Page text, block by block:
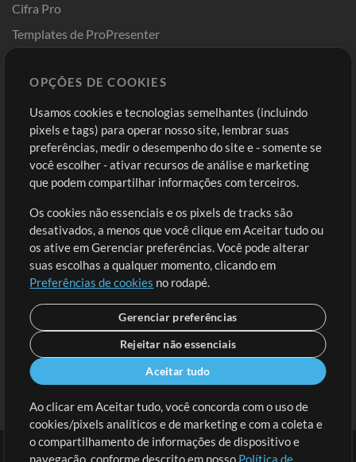
Cifra Pro
Templates de ProPresenter
Comprar Créditos
Conteúdo Grátis
Solicite uma Música
Extras
Sessões
Envie seu conteúdo
Playlist
MT Conference
Entre
Cadastre-se
Ir ao carrinho
OPÇÕES DE COOKIES
Usamos cookies e tecnologias semelhantes (incluindo
pixels e tags) para operar nosso site, lembrar suas
preferências, medir o desempenho do site e - somente se
você escolher - ativar recursos de análise e marketing
que podem compartilhar informações com terceiros.
Os cookies não essenciais e os pixels de tracks são
desativados, a menos que você clique em Aceitar tudo ou
os ative em Gerenciar preferências. Você pode alterar
suas escolhas a qualquer momento, clicando em
Preferências de cookies no rodapé.
Gerenciar preferências
Rejeitar não essenciais
Aceitar tudo
Ao clicar em Aceitar tudo, você concorda com o uso de
cookies/pixels analíticos e de marketing e com a coleta e
o compartilhamento de informações de dispositivo e
navegação, conforme descrito em nosso Política de